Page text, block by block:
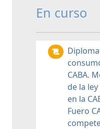
En curso
CABA.
de la
en la
Fuero